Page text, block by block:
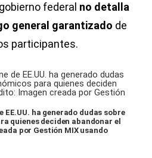
federal no detalla
general garantizado de
participantes.
EE.UU. ha generado dudas sobre
quienes deciden abandonar el
por Gestión MIX usando